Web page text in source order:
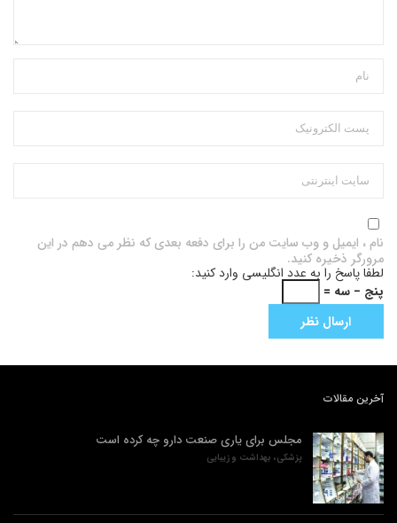
نام ، ایمیل و وب سایت من را برای دفعه بعدی که نظر می دهم در این
مرورگر ذخیره کنید.
لطفا پاسخ را به عدد انگلیسی وارد کنید:
پنج − سه =
آخرین مقالات
مجلس برای یاری صنعت دارو چه کرده است
پزشکی، بهداشت و زیبایی